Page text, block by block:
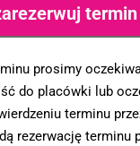
prosimy
do placówki lub
terminu
rezerwację terminu